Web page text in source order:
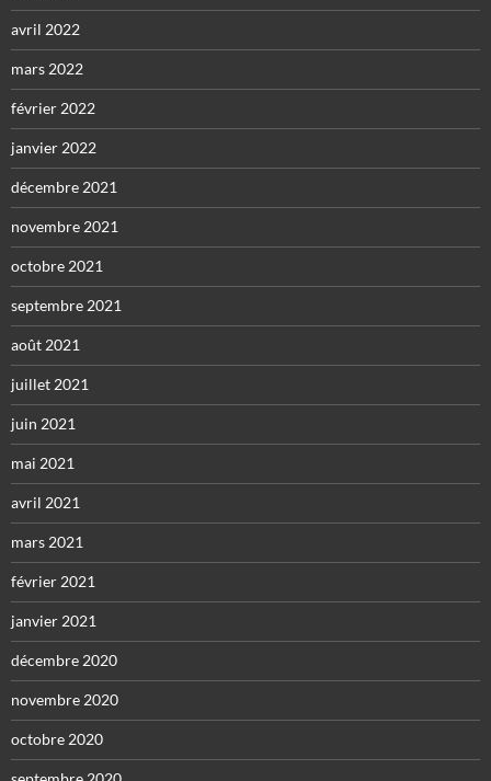
avril 2022
mars 2022
février 2022
janvier 2022
décembre 2021
novembre 2021
octobre 2021
septembre 2021
août 2021
juillet 2021
juin 2021
mai 2021
avril 2021
mars 2021
février 2021
janvier 2021
décembre 2020
novembre 2020
octobre 2020